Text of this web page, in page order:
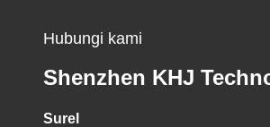
Hubungi kami
Shenzhen KHJ
Surel